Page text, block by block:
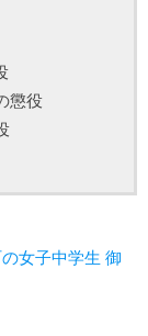
懲役
女子中学生 御